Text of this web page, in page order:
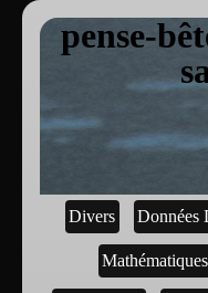
pense-
Divers Données
Mathématiques